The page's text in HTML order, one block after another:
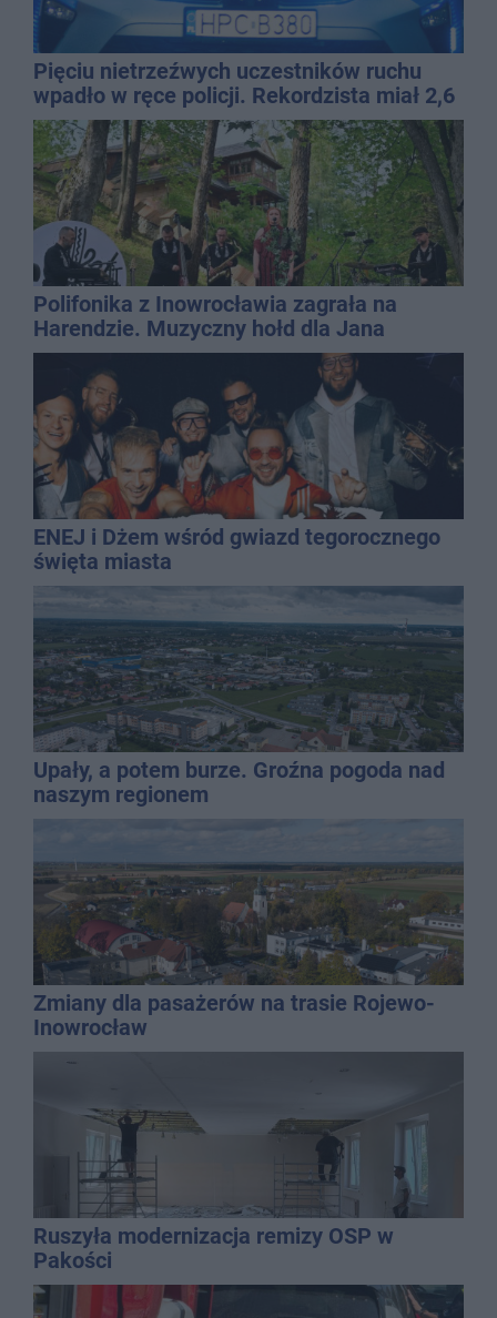
Pięciu nietrzeźwych uczestników ruchu
wpadło w ręce policji. Rekordzista miał 2,6
promila
Polifonika z Inowrocławia zagrała na
Harendzie. Muzyczny hołd dla Jana
Kasprowicza
ENEJ i Dżem wśród gwiazd tegorocznego
święta miasta
Upały, a potem burze. Groźna pogoda nad
naszym regionem
Zmiany dla pasażerów na trasie Rojewo-
Inowrocław
Ruszyła modernizacja remizy OSP w
Pakości